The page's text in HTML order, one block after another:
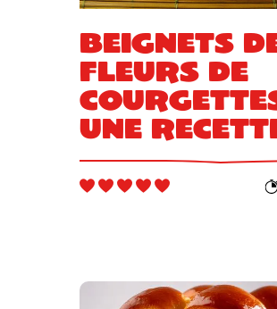
Beignets
fleurs de
une
pour